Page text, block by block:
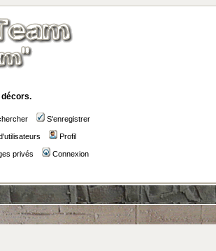
décors.
S'enregistrer
Profil
privés Connexion